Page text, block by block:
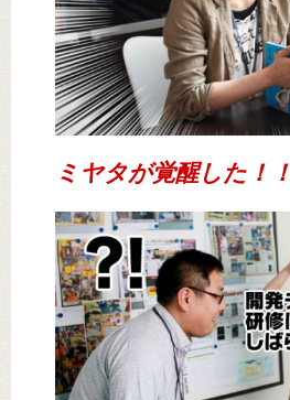
ミヤタが覚醒した！！